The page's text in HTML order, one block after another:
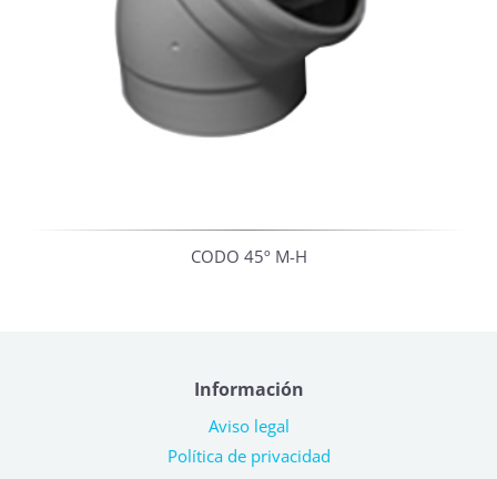
CODO 45º M-H
Información
Aviso legal
Política de privacidad